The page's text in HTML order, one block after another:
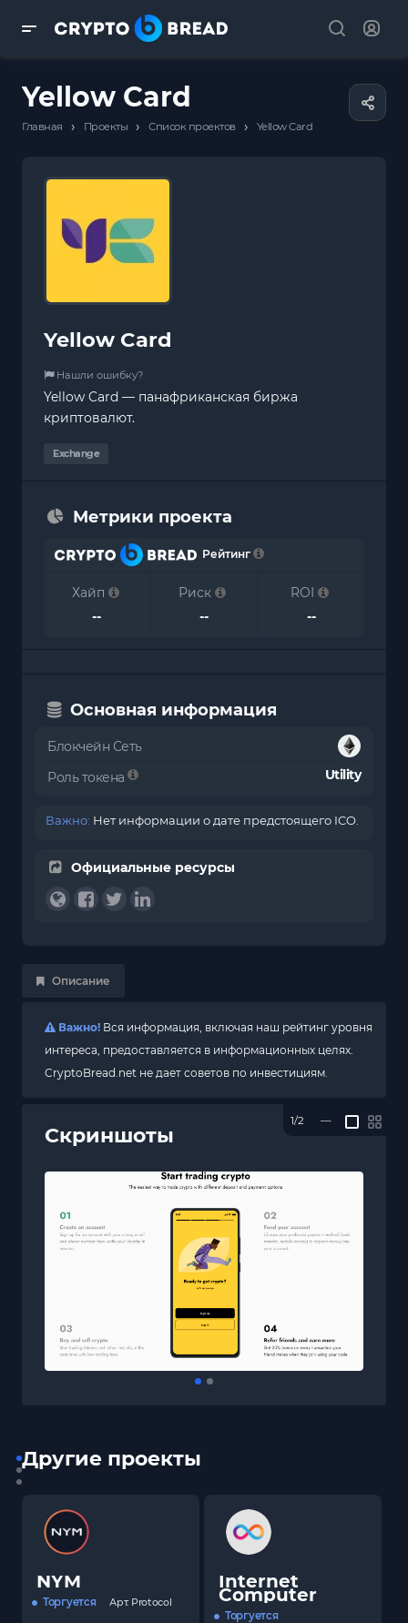
Yellow Card
Главная › Проекты › Список проектов › Yellow Card
Yellow Card
Нашли ошибку?
Yellow Card — панафриканская биржа
криптовалют.
Exchange
Метрики проекта
Рейтинг
Хайп
--
Риск
--
ROI
--
Основная информация
Блокчейн Сеть
Роль токена
Utility
Важно: Нет информации о дате предстоящего ICO.
Официальные ресурсы
Описание
Важно! Вся информация, включая наш рейтинг уровня
интереса, предоставляется в информационных целях.
CryptoBread.net не дает советов по инвестициям.
Скриншоты
1/2 —
Другие проекты
NYM
Торгуется Арт. Protocol
Internet
Computer
Торгуется